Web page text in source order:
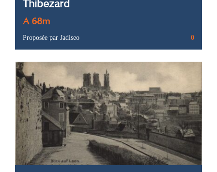
Thibezard
A 68m
Proposée par Jadiseo 0